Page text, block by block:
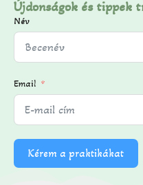
Újdonságok és tippek
Név
Email
Kérem a praktikákat